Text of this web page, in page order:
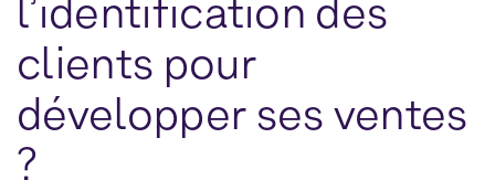
l’identification des
clients pour
développer ses ventes
?